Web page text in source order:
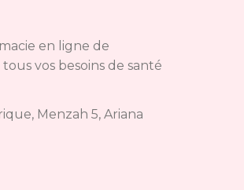
en ligne de
vos besoins de santé
Menzah 5, Ariana